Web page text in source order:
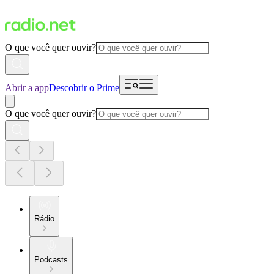
O que você quer ouvir?
Abrir a appDescobrir o Prime
O que você quer ouvir?
Rádio
Podcasts